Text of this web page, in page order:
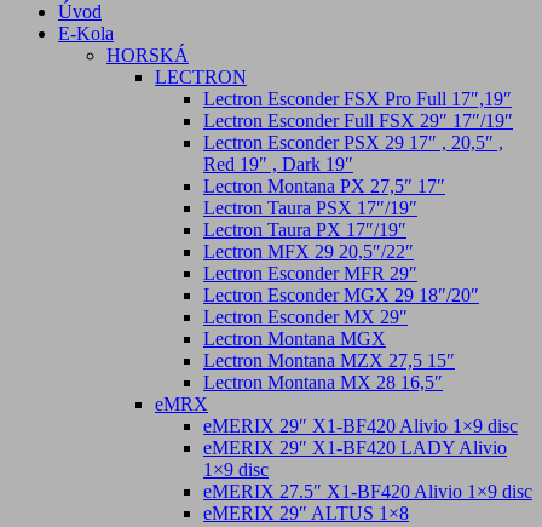
Úvod
E-Kola
HORSKÁ
LECTRON
Lectron Esconder FSX Pro Full 17″,19″
Lectron Esconder Full FSX 29″ 17″/19″
Lectron Esconder PSX 29 17″ , 20,5″ ,
Red 19″ , Dark 19″
Lectron Montana PX 27,5″ 17″
Lectron Taura PSX 17″/19″
Lectron Taura PX 17″/19″
Lectron MFX 29 20,5″/22″
Lectron Esconder MFR 29″
Lectron Esconder MGX 29 18″/20″
Lectron Esconder MX 29″
Lectron Montana MGX
Lectron Montana MZX 27,5 15″
Lectron Montana MX 28 16,5″
eMRX
eMERIX 29″ X1-BF420 Alivio 1×9 disc
eMERIX 29″ X1-BF420 LADY Alivio
1×9 disc
eMERIX 27.5″ X1-BF420 Alivio 1×9 disc
eMERIX 29″ ALTUS 1×8